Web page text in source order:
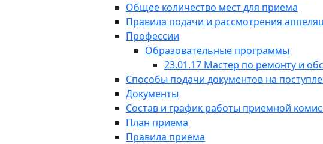
Общее количество мест для приема
Правила подачи и рассмотрения
Профессии
Образовательные программы
23.01.17 Мастер по ремонту и
Способы подачи документов на
Документы
Состав и график работы приемной
План приема
Правила приема